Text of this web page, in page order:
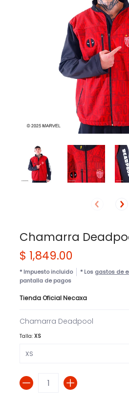
Chamarra
$ 1,849.00
* Impuesto incluido * Los gastos de
pantalla de pagos
Tienda Oficial Necaxa
Chamarra Deadpool
Talla: XS
Cantidad